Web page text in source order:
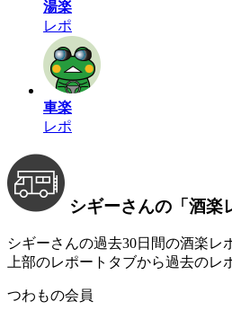
湯楽
レポ
車楽
レポ
シギーさんの 「酒楽
シギーさんの過去30日間の酒楽レ
上部のレポートタブから過去のレ
つわもの会員